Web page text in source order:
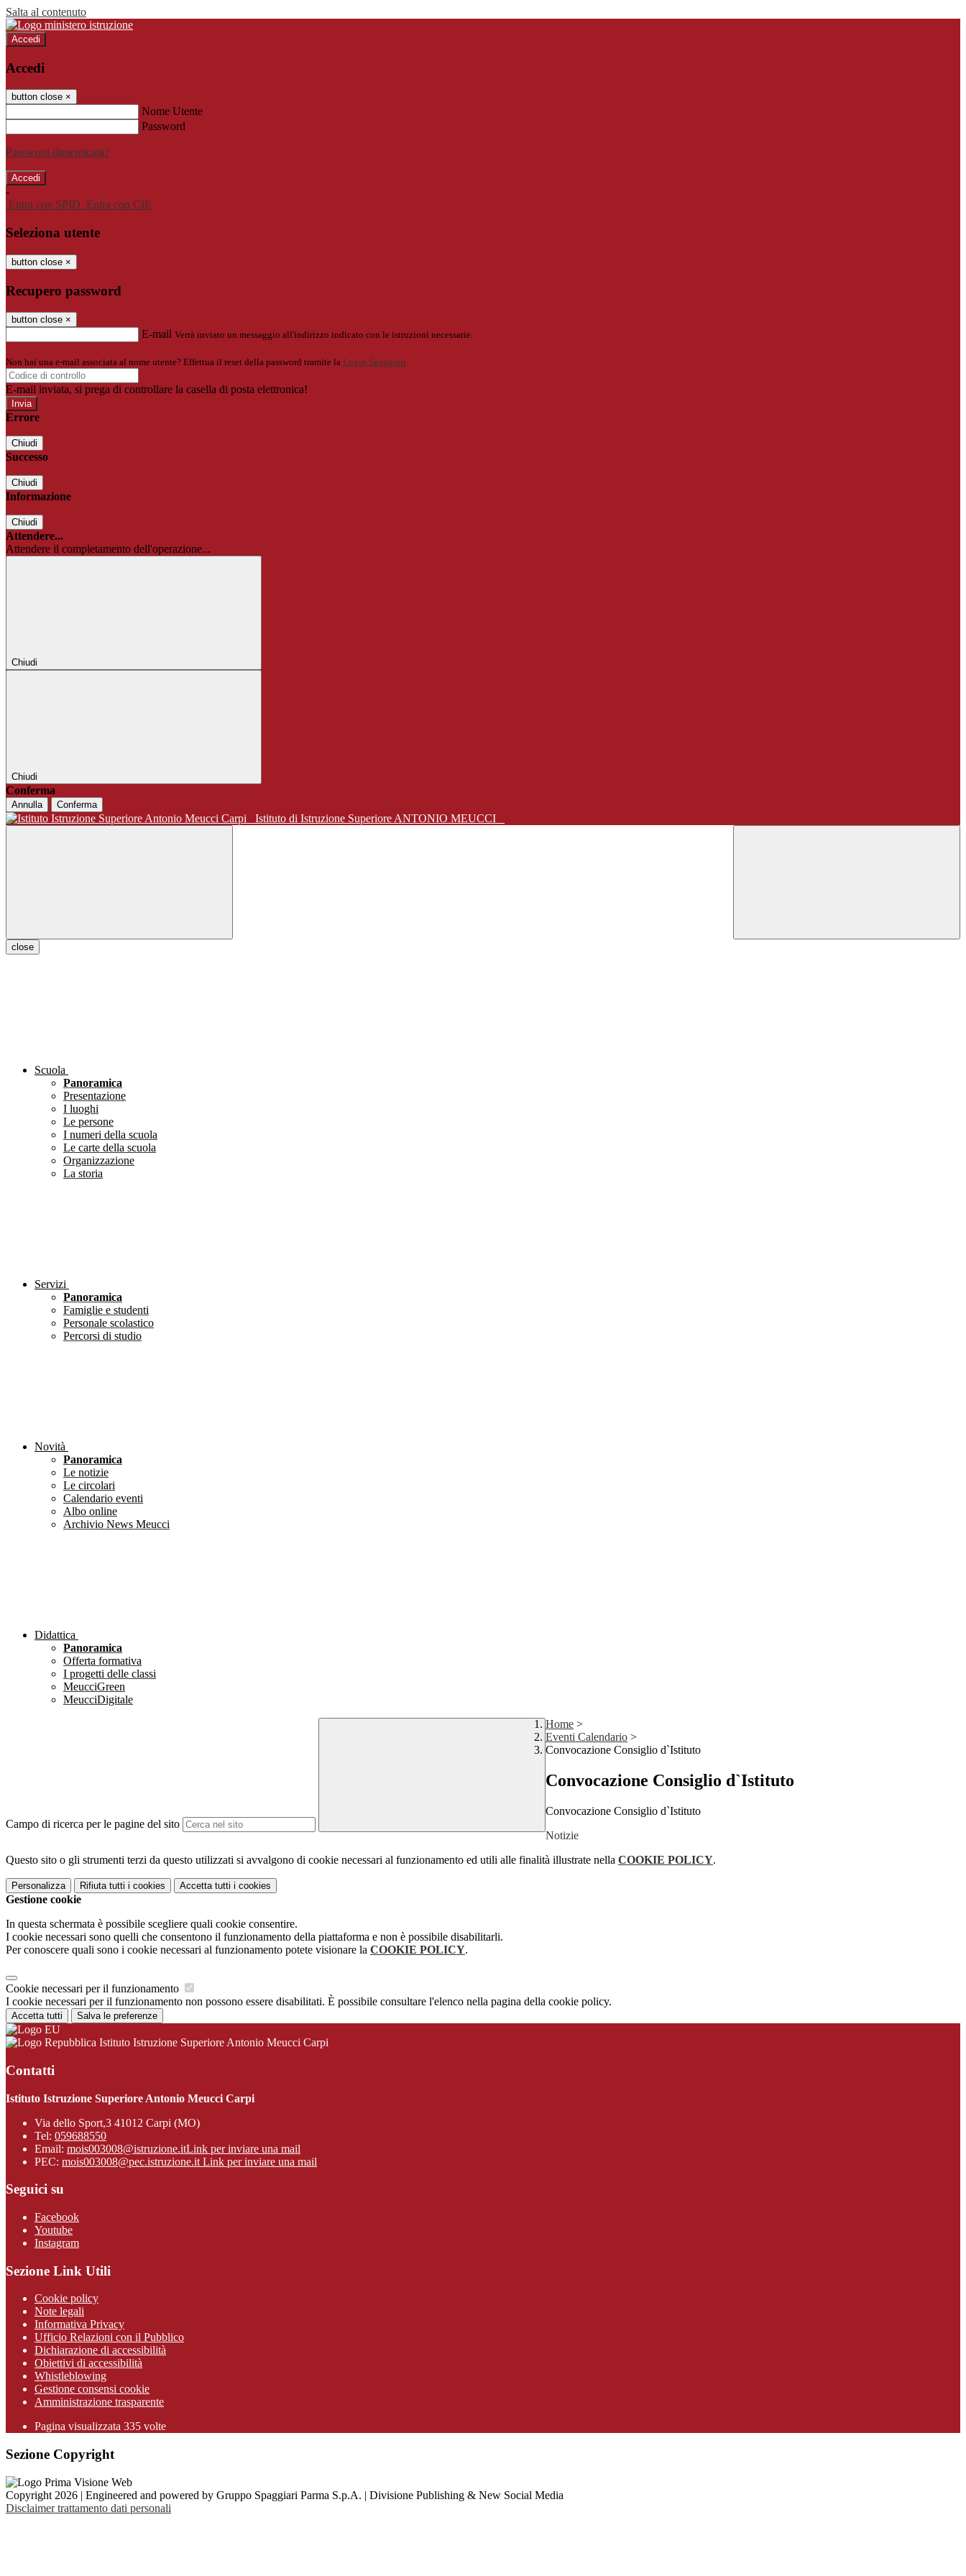
Salta al contenuto
Accedi
Accedi
button close ×
Nome Utente
Password
Password dimenticata?
-
Entra con SPID Entra con CIE
Seleziona utente
button close ×
Recupero password
button close ×
E-mail Verrà inviato un messaggio all'indirizzo indicato con le istruzioni necessarie.
Non hai una e-mail associata al nome utente? Effettua il reset della password tramite la Login Spaggiari
E-mail inviata, si prega di controllare la casella di posta elettronica!
Errore
Chiudi
Successo
Chiudi
Informazione
Chiudi
Attendere...
Attendere il completamento dell'operazione...
Chiudi
Chiudi
Conferma
Annulla Conferma
Istituto di Istruzione Superiore ANTONIO MEUCCI
close
Scuola
Panoramica
Presentazione
I luoghi
Le persone
I numeri della scuola
Le carte della scuola
Organizzazione
La storia
Servizi
Panoramica
Famiglie e studenti
Personale scolastico
Percorsi di studio
Novità
Panoramica
Le notizie
Le circolari
Calendario eventi
Albo online
Archivio News Meucci
Didattica
Panoramica
Offerta formativa
I progetti delle classi
MeucciGreen
MeucciDigitale
Campo di ricerca per le pagine del sito
Home >
Eventi Calendario >
Convocazione Consiglio d`Istituto
Convocazione Consiglio d`Istituto
Convocazione Consiglio d`Istituto
Notizie
Questo sito o gli strumenti terzi da questo utilizzati si avvalgono di cookie necessari al funzionamento ed utili alle finalità illustrate nella COOKIE POLICY.
Personalizza Rifiuta tutti i cookies Accetta tutti i cookies
Gestione cookie
In questa schermata è possibile scegliere quali cookie consentire.
I cookie necessari sono quelli che consentono il funzionamento della piattaforma e non è possibile disabilitarli.
Per conoscere quali sono i cookie necessari al funzionamento potete visionare la COOKIE POLICY.
Cookie necessari per il funzionamento
I cookie necessari per il funzionamento non possono essere disabilitati. È possibile consultare l'elenco nella pagina della cookie policy.
Accetta tutti Salva le preferenze
Istituto Istruzione Superiore Antonio Meucci Carpi
Contatti
Istituto Istruzione Superiore Antonio Meucci Carpi
Via dello Sport,3 41012 Carpi (MO)
Tel: 059688550
Email: mois003008@istruzione.itLink per inviare una mail
PEC: mois003008@pec.istruzione.it Link per inviare una mail
Seguici su
Facebook
Youtube
Instagram
Sezione Link Utili
Cookie policy
Note legali
Informativa Privacy
Ufficio Relazioni con il Pubblico
Dichiarazione di accessibilità
Obiettivi di accessibilità
Whistleblowing
Gestione consensi cookie
Amministrazione trasparente
Pagina visualizzata 335 volte
Sezione Copyright
Copyright 2026 | Engineered and powered by Gruppo Spaggiari Parma S.p.A. | Divisione Publishing & New Social Media
Disclaimer trattamento dati personali